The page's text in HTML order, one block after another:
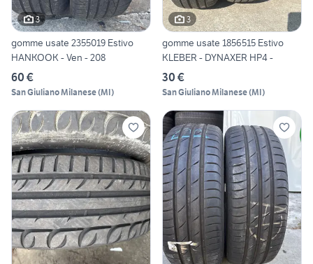
3
gomme usate 2355019 Estivo
HANKOOK - Ven - 208
60 €
San Giuliano Milanese(MI)
3
gomme usate 1856515 Estivo
KLEBER - DYNAXER HP4 -
30 €
San Giuliano Milanese(MI)